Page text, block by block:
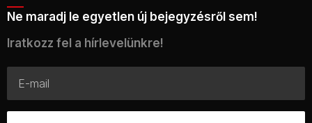
Ne maradj le egyetlen új bejegyzésről sem!
Iratkozz fel a hírlevelünkre!